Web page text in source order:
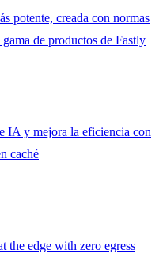
potente, creada con normas
de productos de Fastly
IA y mejora la eficiencia con
caché
the edge with zero egress